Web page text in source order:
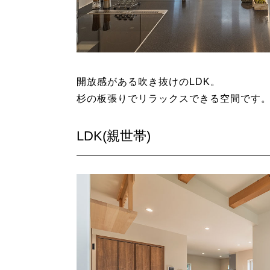
開放感がある吹き抜けのLDK。
杉の板張りでリラックスできる空間です
LDK(親世帯)